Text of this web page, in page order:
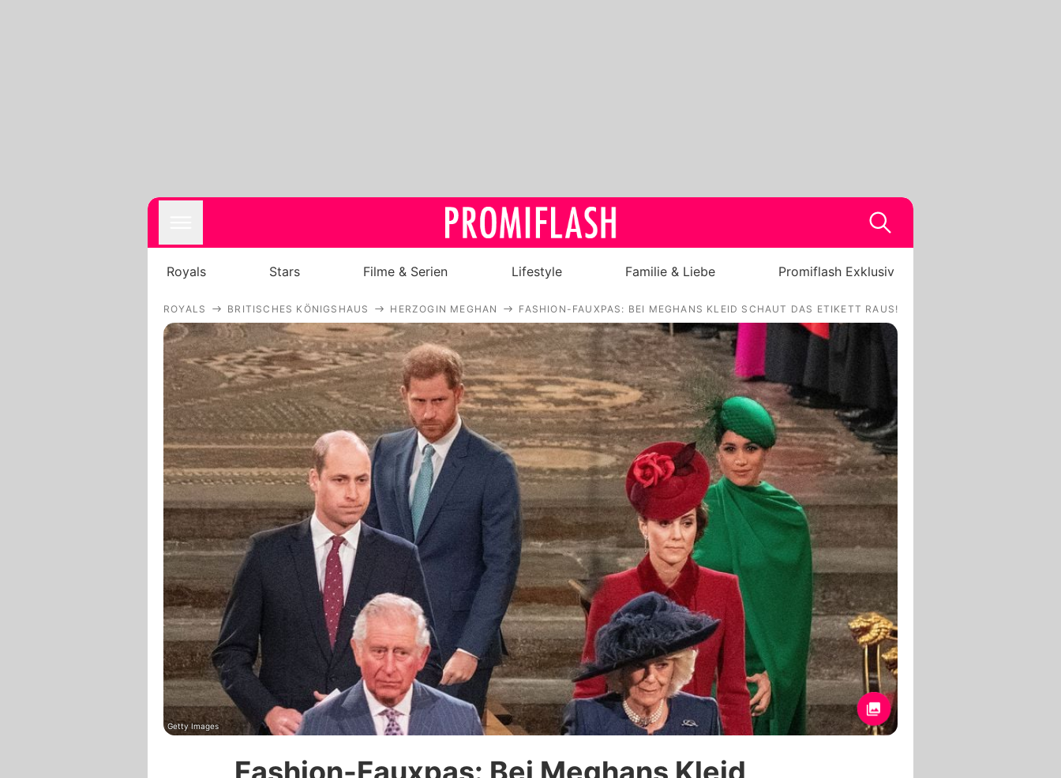
Royals
Stars
Filme & Serien
Lifestyle
Familie & Liebe
Promiflash Exklusiv
Alle Themen auf Promiflash
Jobs
App runterladen
Team
Redaktionelle Richtlinien
Impressum
Datenschutzerklärung
Nutzungsbedingungen
Royals Stars Filme & Serien Lifestyle Familie & Liebe Promiflash Exklusiv
ROYALS BRITISCHES KÖNIGSHAUS HERZOGIN MEGHAN FASHION-FAUXPAS: BEI MEGHANS KLEID SCHAUT DAS ETIKETT RAUS!
Getty Images